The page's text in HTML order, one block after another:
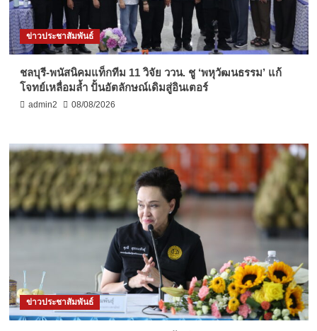
ข่าวประชาสัมพันธ์
ชลบุรี-พนัสนิคมแท็กทีม 11 วิจัย ววน. ชู ‘พหุวัฒนธรรม’ แก้
โจทย์เหลื่อมล้ำ ปั้นอัตลักษณ์เดิมสู่อินเตอร์
admin2 08/08/2026
ข่าวประชาสัมพันธ์